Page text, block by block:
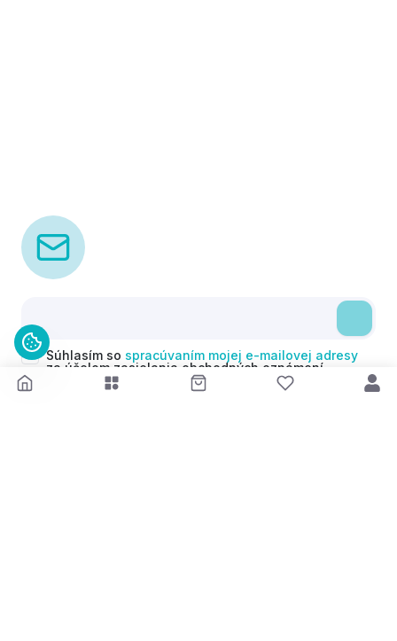
Súhlasím so spracúvaním mojej e-mailovej adresy
za účelom zasielania obchodných oznámení
(newsletterov) v súlade s čl. 6 ods. 1 písm. a)
Nariadenia GDPR. Svoj súhlas môžem kedykoľvek